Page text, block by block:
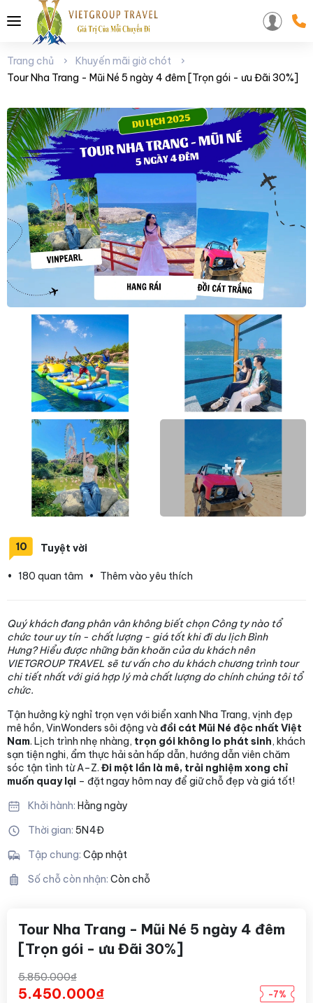
Trang chủ
Khuyến mãi giờ chót
Tour Nha Trang - Mũi Né 5 ngày 4 đêm [Trọn gói - ưu Đãi 30%]
+7
10 Tuyệt vời
• 180 quan tâm • Thêm vào yêu thích
Quý khách đang phân vân không biết chọn Công ty nào tổ
chức tour uy tín - chất lượng - giá tốt khi đi du lịch Bình
Hưng? Hiểu được những băn khoăn của du khách nên
VIETGROUP TRAVEL sẽ tư vấn cho du khách chương trình tour
chi tiết nhất với giá hợp lý mà chất lượng do chính chúng tôi tổ
chức.
Tận hưởng kỳ nghỉ trọn vẹn với biển xanh Nha Trang, vịnh đẹp
mê hồn, VinWonders sôi động và đồi cát Mũi Né độc nhất Việt
Nam. Lịch trình nhẹ nhàng, trọn gói không lo phát sinh, khách
sạn tiện nghi, ẩm thực hải sản hấp dẫn, hướng dẫn viên chăm
sóc tận tình từ A–Z. Đi một lần là mê, trải nghiệm xong chỉ
muốn quay lại – đặt ngay hôm nay để giữ chỗ đẹp và giá tốt!
Khởi hành: Hằng ngày
Thời gian: 5N4Đ
Tập chung: Cập nhật
Số chỗ còn nhận: Còn chỗ
Tour Nha Trang - Mũi Né 5 ngày 4 đêm
[Trọn gói - ưu Đãi 30%]
5.850.000₫
5.450.000₫ -7%